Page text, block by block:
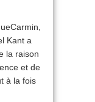
Kant a
la raison
et de
à la fois